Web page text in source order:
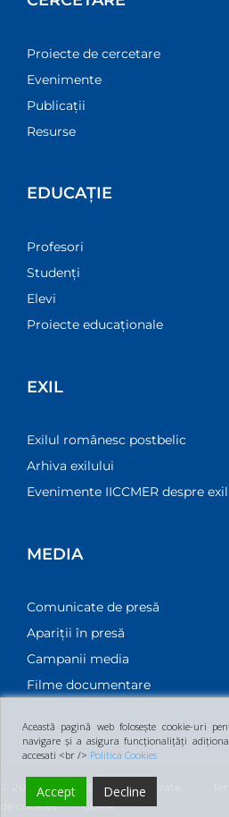
Proiecte de cercetare
Evenimente
Publicații
Resurse
EDUCAȚIE
Profesori
Studenți
Elevi
Proiecte educaționale
EXIL
Exilul românesc postbelic
Arhiva exilului
Evenimente IICCMER despre exil
MEDIA
Comunicate de presă
Apariții în presă
Campanii media
Filme documentare
© 2026 Toate drepturile rezervate.
de cookies
GDPR
Această pagină web folosește cookie-uri
navigare și a asigura funcționalițăți
accesati <br /> Politica Cookies
Accept Decline